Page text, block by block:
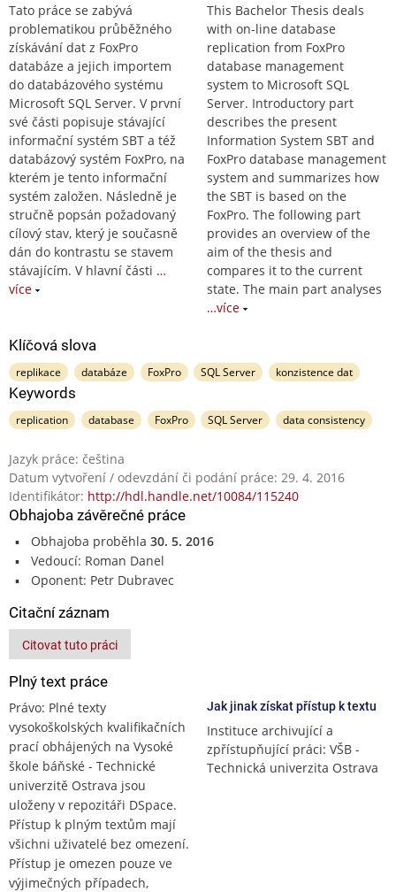
Tato práce se zabývá
problematikou průběžného
získávání dat z FoxPro
databáze a jejich importem
do databázového systému
Microsoft SQL Server. V první
své části popisuje stávající
informační systém SBT a též
databázový systém FoxPro, na
kterém je tento informační
systém založen. Následně je
stručně popsán požadovaný
cílový stav, který je současně
dán do kontrastu se stavem
stávajícím. V hlavní části …
více
This Bachelor Thesis deals
with on-line database
replication from FoxPro
database management
system to Microsoft SQL
Server. Introductory part
describes the present
Information System SBT and
FoxPro database management
system and summarizes how
the SBT is based on the
FoxPro. The following part
provides an overview of the
aim of the thesis and
compares it to the current
state. The main part analyses
…více
Klíčová slova
replikace databáze FoxPro SQL Server konzistence dat
Keywords
replication database FoxPro SQL Server data consistency
Jazyk práce: čeština
Datum vytvoření / odevzdání či podání práce: 29. 4. 2016
Identifikátor: http://hdl.handle.net/10084/115240
Obhajoba závěrečné práce
Obhajoba proběhla 30. 5. 2016
Vedoucí: Roman Danel
Oponent: Petr Dubravec
Citační záznam
Citovat tuto práci
Plný text práce
Právo: Plné texty
vysokoškolských kvalifikačních
prací obhájených na Vysoké
škole báňské - Technické
univerzitě Ostrava jsou
uloženy v repozitáři DSpace.
Přístup k plným textům mají
všichni uživatelé bez omezení.
Přístup je omezen pouze ve
výjimečných případech,
Jak jinak získat přístup k textu
Instituce archivující a
zpřístupňující práci: VŠB -
Technická univerzita Ostrava